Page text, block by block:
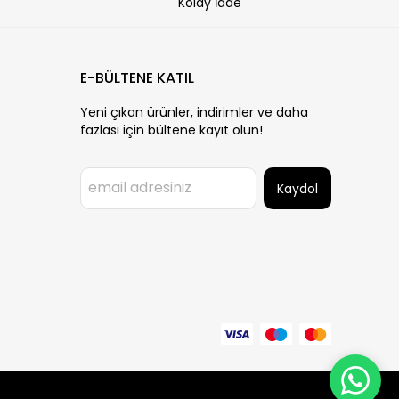
E-BÜLTENE KATIL
Yeni çıkan ürünler, indirimler ve daha
fazlası için bültene kayıt olun!
Kaydol